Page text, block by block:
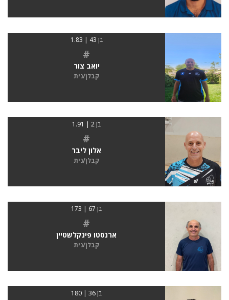
בן 43 | 1.83
#
יואב צור
קבלן/נית
בן 2 | 1.91
#
אלון ליבר
קבלן/נית
בן 67 | 173
#
ארנסטו פינקלשטיין
קבלן/נית
בן 36 | 180